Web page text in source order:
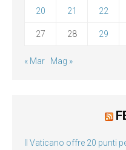
20 21 22
27 28 29
« Mar Mag »
Il Vaticano offre 20 punti